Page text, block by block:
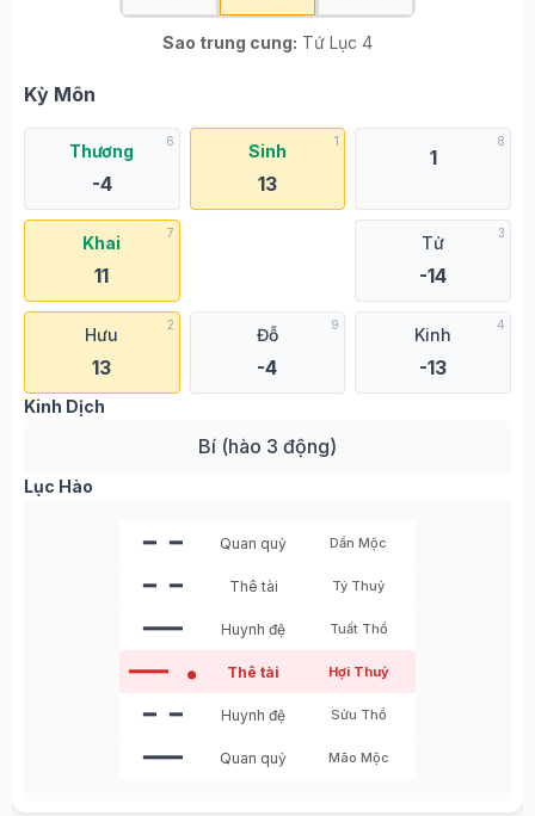
Sao trung cung: Tứ Lục 4
Kỳ Môn
6
Thương
-4
1
Sinh
13
8
1
7
Khai
11
3
Tử
-14
2
Hưu
13
9
Đỗ
-4
4
Kinh
-13
Kinh Dịch
Bí (hào 3 động)
Lục Hào
━ ━ Quan quỷ Dần Mộc
━ ━ Thê tài Tý Thuỷ
━━━ Huynh đệ Tuất Thổ
━━━ ● Thê tài Hợi Thuỷ
━ ━ Huynh đệ Sửu Thổ
━━━ Quan quỷ Mão Mộc